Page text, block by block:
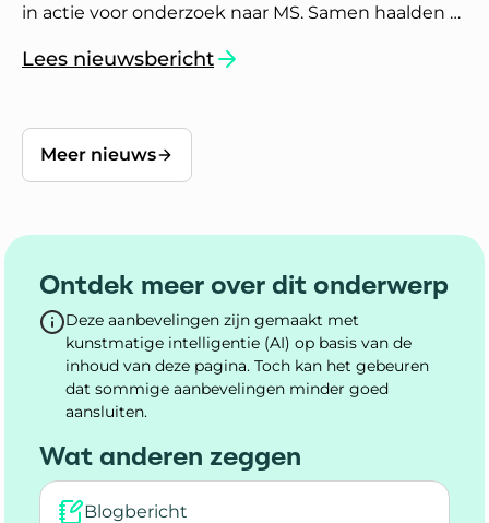
in actie voor onderzoek naar MS. Samen haalden zij
Nederland ooit met deze sportieve actie is
Lees nieuwsbericht
`The May 50K haalt ruim 658.000 euro op
Meer nieuws
Ontdek meer over dit onderwerp
Deze aanbevelingen zijn gemaakt met
kunstmatige intelligentie (AI) op basis van de
inhoud van deze pagina. Toch kan het gebeuren
dat sommige aanbevelingen minder goed
aansluiten.
Wat anderen zeggen
Blogbericht